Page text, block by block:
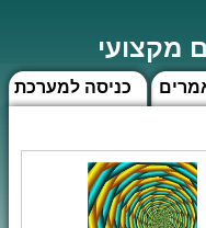
מקצועי
כניסה למערכת